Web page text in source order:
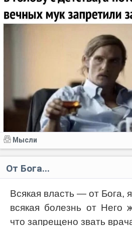
Мысли
От Бога...
Всякая власть — от Бога,
всякая болезнь от Него
что запрещено звать